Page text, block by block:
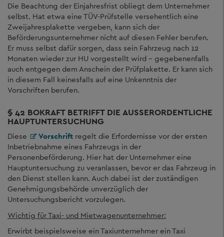
Die Beachtung der Einjahresfrist obliegt dem Unternehmer
selbst. Hat etwa eine TÜV-Prüfstelle versehentlich eine
Zweijahresplakette vergeben, kann sich der
Beförderungsunternehmer nicht auf diesen Fehler berufen.
Er muss selbst dafür sorgen, dass sein Fahrzeug nach 12
Monaten wieder zur HU vorgestellt wird – gegebenenfalls
auch entgegen dem Anschein der Prüfplakette. Er kann sich
in diesem Fall keinesfalls auf eine Unkenntnis der
Vorschriften berufen.
§ 42 BOKRAFT BETRIFFT DIE AUSSERORDENTLICHE H
AUPTUNTERSUCHUNG
Diese Vorschrift regelt die Erfordernisse vor der ersten
Inbetriebnahme eines Fahrzeugs in der
Personenbeförderung. Hier hat der Unternehmer eine
Hauptuntersuchung zu veranlassen, bevor er das Fahrzeug in
den Dienst stellen kann. Auch dabei ist der zuständigen
Genehmigungsbehörde unverzüglich der
Untersuchungsbericht vorzulegen.
Wichtig für Taxi- und Mietwagenunternehmer:
Erwirbt beispielsweise ein Taxiunternehmer ein Taxi